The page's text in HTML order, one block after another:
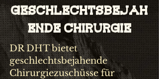
geschlechtsbejah
ende Chirurgie
DR DHT bietet
geschlechtsbejahende
Chirurgiezuschüsse für